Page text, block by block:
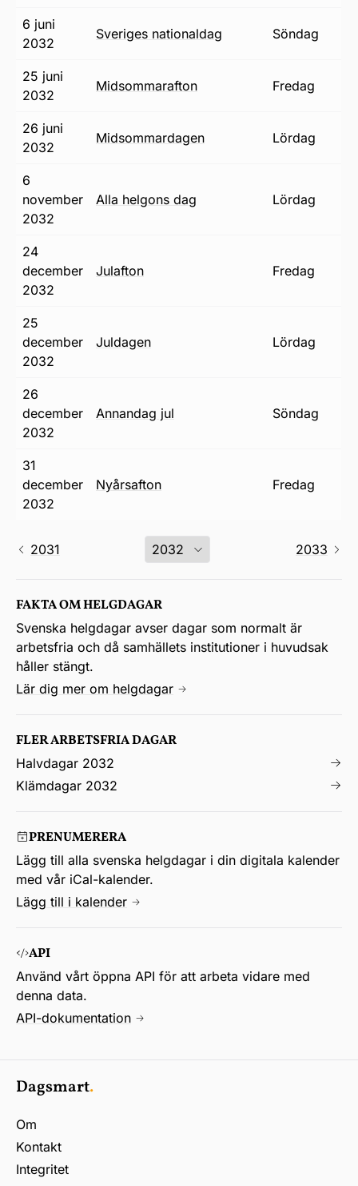
6 juni
2032
Sveriges nationaldag söndag
25 juni
2032
midsommarafton fredag
26 juni
2032
midsommardagen lördag
6
november
2032
alla helgons dag lördag
24
december
2032
julafton fredag
25
december
2032
juldagen lördag
26
december
2032
annandag jul söndag
31
december
2032
nyårsafton fredag
2031 2033
FAKTA OM HELGDAGAR
Svenska helgdagar avser dagar som normalt är
arbetsfria och då samhällets institutioner i huvudsak
håller stängt.
Lär dig mer om helgdagar
FLER ARBETSFRIA DAGAR
Halvdagar 2032
Klämdagar 2032
PRENUMERERA
Lägg till alla svenska helgdagar i din digitala kalender
med vår iCal-kalender.
Lägg till i kalender
API
Använd vårt öppna API för att arbeta vidare med
denna data.
API-dokumentation
Dagsmart.
Om
Kontakt
Integritet